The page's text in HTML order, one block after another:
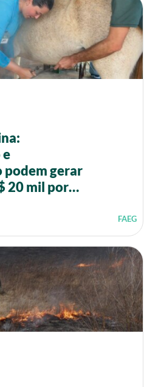
gerar
20 mil por
FAEG